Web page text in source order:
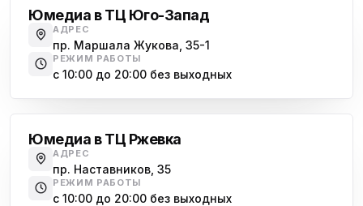
Юмедиа на Наставников
пр. Наставников 35
ю
Юмедиа в ТК Юго-Запад
пр. Маршала Жукова, 35-1
Юмедиа на Космонавтов
Юмедиа в ТЦ Юго-Запад
АДРЕС
пр. Маршала Жукова, 35-1
РЕЖИМ РАБОТЫ
с 10:00 до 20:00 без выходных
Юмедиа в ТЦ Ржевка
АДРЕС
пр. Наставников, 35
РЕЖИМ РАБОТЫ
с 10:00 до 20:00 без выходных